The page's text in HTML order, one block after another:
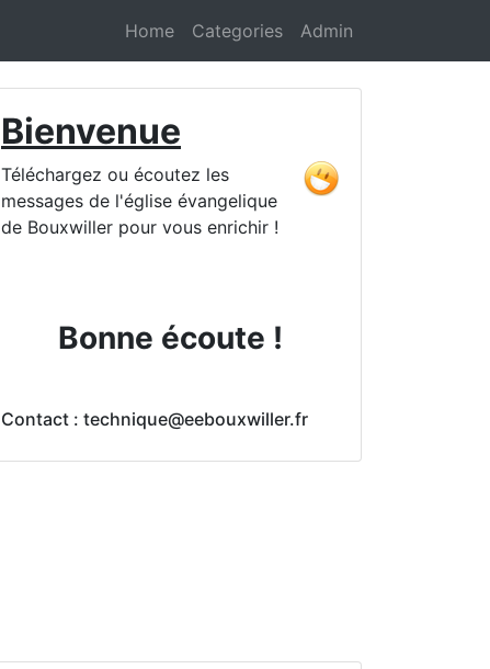
Home Categories Admin
Bienvenue
Téléchargez ou écoutez les
messages de l'église évangelique
de Bouxwiller pour vous enrichir !
Bonne écoute !
Contact : technique@eebouxwiller.fr